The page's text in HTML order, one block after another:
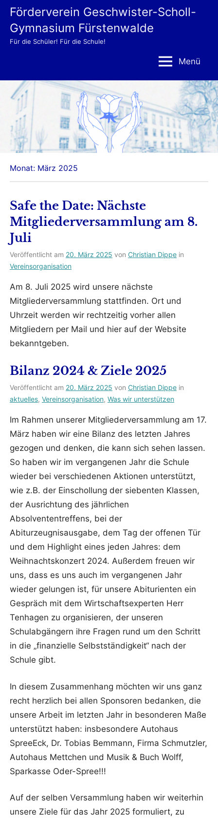
Zum
springen
Förderverein Geschwister-Scholl-
Gymnasium Fürstenwalde
Für die Schüler! Für die Schule!
Menü
Monat: März 2025
Safe the Date: Nächste
Mitgliederversammlung am 8.
Juli
Veröffentlicht am 20. März 2025 von Christian Dippe in
Vereinsorganisation
Am 8. Juli 2025 wird unsere nächste
Mitgliederversammlung stattfinden. Ort und
Uhrzeit werden wir rechtzeitig vorher allen
Mitgliedern per Mail und hier auf der Website
bekanntgeben.
Bilanz 2024 & Ziele 2025
Veröffentlicht am 20. März 2025 von Christian Dippe in
aktuelles, Vereinsorganisation, Was wir unterstützen
Im Rahmen unserer Mitgliederversammlung am 17.
März haben wir eine Bilanz des letzten Jahres
gezogen und denken, die kann sich sehen lassen.
So haben wir im vergangenen Jahr die Schule
wieder bei verschiedenen Aktionen unterstützt,
wie z.B. der Einschollung der siebenten Klassen,
der Ausrichtung des jährlichen
Absolvententreffens, bei der
Abiturzeugnisausgabe, dem Tag der offenen Tür
und dem Highlight eines jeden Jahres: dem
Weihnachtskonzert 2024. Außerdem freuen wir
uns, dass es uns auch im vergangenen Jahr
wieder gelungen ist, für unsere Abiturienten ein
Gespräch mit dem Wirtschaftsexperten Herr
Tenhagen zu organisieren, der unseren
Schulabgängern ihre Fragen rund um den Schritt
in die „finanzielle Selbstständigkeit“ nach der
Schule gibt.
In diesem Zusammenhang möchten wir uns ganz
recht herzlich bei allen Sponsoren bedanken, die
unsere Arbeit im letzten Jahr in besonderen Maße
unterstützt haben: insbesondere Autohaus
SpreeEck, Dr. Tobias Bemmann, Firma Schmutzler,
Autohaus Mettchen und Musik & Buch Wolff,
Sparkasse Oder-Spree!!!
Auf der selben Versammlung haben wir weiterhin
unsere Ziele für das Jahr 2025 formuliert, zu